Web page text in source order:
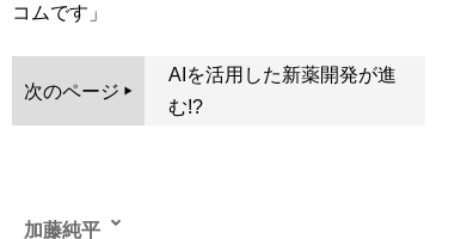
コムです」
次のページ
AIを活用した新薬開発が進
む!?
加藤純平